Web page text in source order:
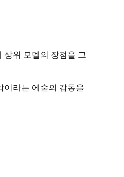
상위 모델의 장점을 그
이라는 에술의 감동을